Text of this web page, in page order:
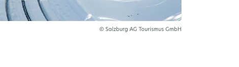
© Salzburg AG Tourismus GmbH